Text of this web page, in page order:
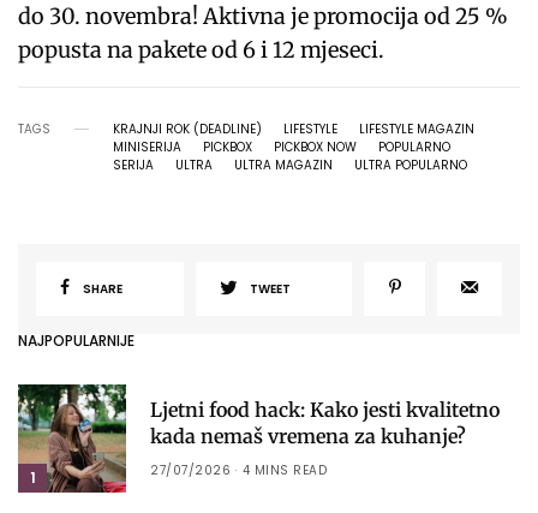
do 30. novembra! Aktivna je promocija od 25 %
popusta na pakete od 6 i 12 mjeseci.
TAGS KRAJNJI ROK (DEADLINE) LIFESTYLE
LIFESTYLE MAGAZIN
MINISERIJA
PICKBOX PICKBOX NOW
POPULARNO
SERIJA
ULTRA ULTRA MAGAZIN ULTRA POPULARNO
SHARE TWEET
NAJPOPULARNIJE
1
Ljetni food hack: Kako jesti kvalitetno
kada nemaš vremena za kuhanje?
27/07/2026 4 MINS READ